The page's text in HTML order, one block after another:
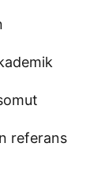
referans